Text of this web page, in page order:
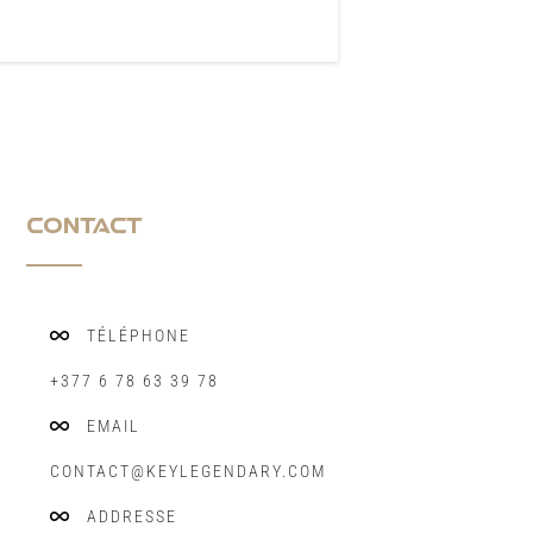
CONTACT
TÉLÉPHONE
+377 6 78 63 39 78
EMAIL
CONTACT@KEYLEGENDARY.COM
ADDRESSE